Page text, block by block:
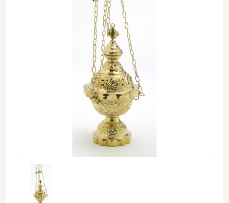
Trybularz mosiężny, zdobiony - 25 cm. - TRYBULARZE,